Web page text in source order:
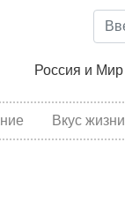
Россия и Мир
Вкус жизни